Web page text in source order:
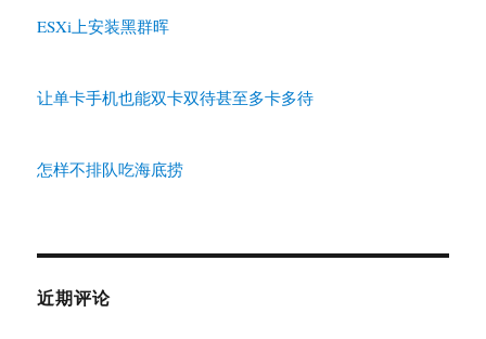
ESXi上安装黑群晖
让单卡手机也能双卡双待甚至多卡多待
怎样不排队吃海底捞
近期评论